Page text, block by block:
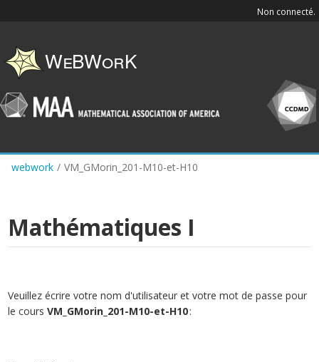
content
Non connecté.
webwork / VM_GMorin_201-M10-et-H10
Mathématiques I
Veuillez écrire votre nom d'utilisateur et votre mot de passe pour
le coursVM_GMorin_201-M10-et-H10: